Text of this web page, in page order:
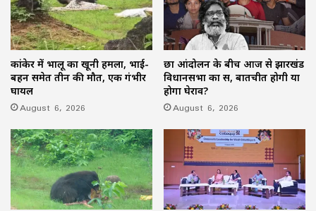
कांकेर में भालू का खूनी हमला, भाई-
बहन समेत तीन की मौत, एक गंभीर
घायल
August 6, 2026
छात्र आंदोलन के बीच आज से झारखंड
विधानसभा का सत्र, बातचीत होगी या
होगा घेराव?
August 6, 2026